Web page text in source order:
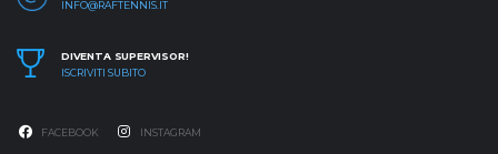
INFO@RAFTENNIS.IT
DIVENTA SUPERVISOR!
ISCRIVITI SUBITO
FACEBOOK INSTAGRAM